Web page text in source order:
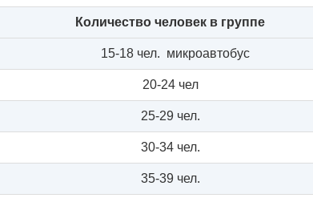
Количество человек в группе
15-18 чел. микроавтобус
20-24 чел
25-29 чел.
30-34 чел.
35-39 чел.